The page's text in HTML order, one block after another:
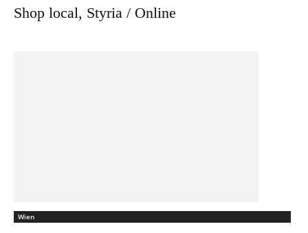
Shop local, Styria / Online
Wien